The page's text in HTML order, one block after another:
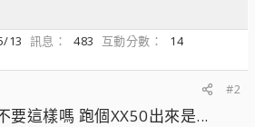
13 訊息 483 互動分數
14
#2
要這樣嗎 跑個XX50出來是...